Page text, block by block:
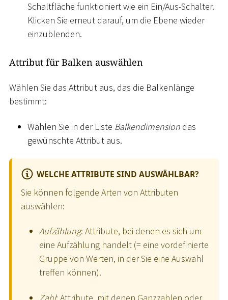
Schaltfläche funktioniert wie ein Ein/Aus-Schalter.
Klicken Sie erneut darauf, um die Ebene wieder
einzublenden.
Attribut für Balken auswählen
Wählen Sie das Attribut aus, das die Balkenlänge
bestimmt:
Wählen Sie in der Liste Balkendimension das
gewünschte Attribut aus.
WELCHE ATTRIBUTE SIND AUSWÄHLBAR?
Sie können folgende Arten von Attributen
auswählen:
Aufzählung: Attribute, bei denen es sich um
eine Aufzählung handelt (= eine vordefinierte
Gruppe von Werten, in der Sie eine Auswahl
treffen können).
Zahl: Attribute, mit denen Ganzzahlen oder